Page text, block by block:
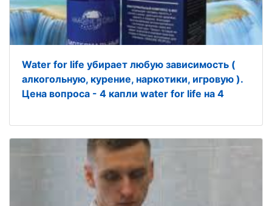
Water for life убирает любую зависимость (
алкогольную, курение, наркотики, игровую ).
Цена вопроса - 4 капли water for life на 4